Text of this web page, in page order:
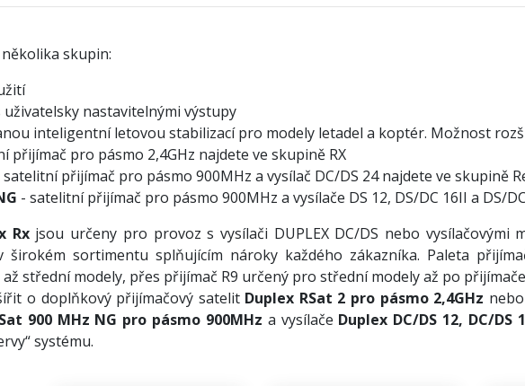
skupin:
nastavitelnými výstupy
inteligentní letovou stabilizací pro modely letadel a koptér. Možnost
přijímač pro pásmo 2,4GHz najdete ve skupině RX
satelitní přijímač pro pásmo 900MHz a vysílač DC/DS 24 najdete ve skupině
- satelitní přijímač pro pásmo 900MHz a vysílače DS 12, DS/DC 16II a DS/
Rxjsou určeny pro provoz s vysílači DUPLEX DC/DS nebo vysílačovými
širokém sortimentu splňujícím nároky každého zákazníka. Paleta
střední modely, přes přijímač R9 určený pro střední modely až po
o doplňkový přijímačový satelit Duplex RSat 2 pro pásmo 2,4GHz nebo
900 MHz NG pro pásmo 900MHz a vysílače Duplex DC/DS 12, DC/DS
systému.